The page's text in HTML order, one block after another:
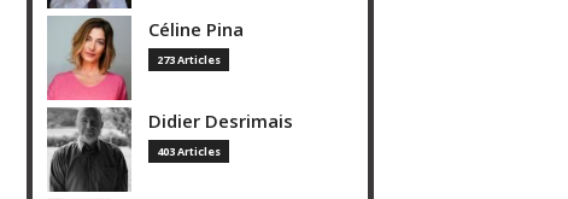
Céline Pina
273 Articles
Didier Desrimais
403 Articles